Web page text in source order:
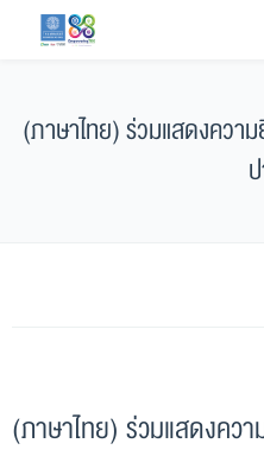
(ภาษาไทย) ร่วมแสดงคว
(ภาษาไทย) ร่วมแสดงค